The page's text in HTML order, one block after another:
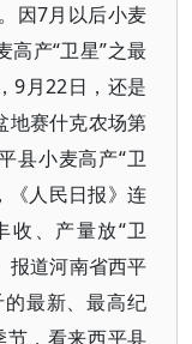
因7月以后小麦
高产“卫星”之最
9月22日，还是
地赛什克农场第
县小麦高产“卫
人民日报》连
收、产量放“卫
报道河南省西平
最新、最高纪
，看来西平县